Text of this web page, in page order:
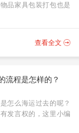
品家具包装打包也是
查看全文
流程是怎样的？
怎么海运过去的呢？
发言权的，这里小编